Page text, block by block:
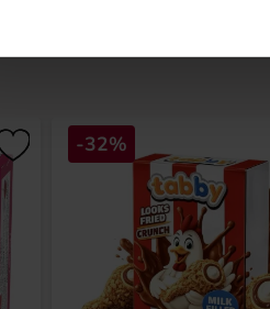
-32%